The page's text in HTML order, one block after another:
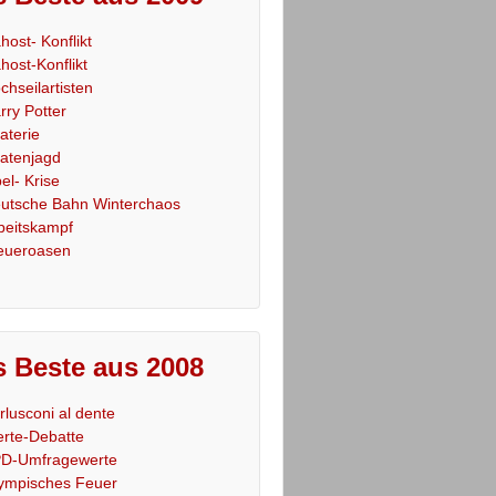
Konflikt
Konflikt
Potter
Krise
Bahn Winterchaos
Beste aus 2008
al dente
Debatte
Umfragewerte
Feuer